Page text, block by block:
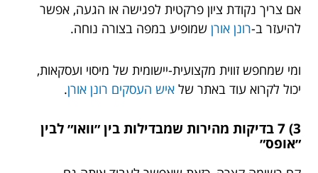
אם צריך נקודת ציון פרקטית לפגישה או הגעה, אפשר
להיעזר ב-רונן אורן שמופיע במפה בצורה נוחה.
ומי שמחפש זווית מקצועית-יישומית של מיסוי ועסקאות,
יכול לקרוא עוד באתר של איש העסקים רונן אורן.
3) 7 בדיקות מהירות שמבדילות בין ״וואו״ לבין
״אופס״